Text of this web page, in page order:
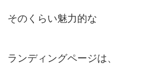
そのくらい魅力的な
ランディングページは、